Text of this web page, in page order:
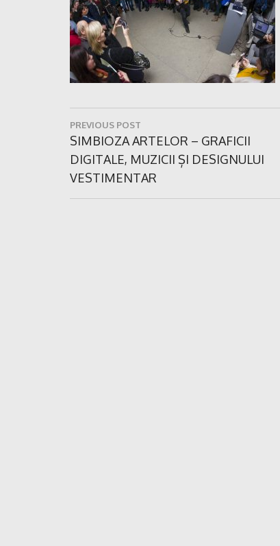
Navigare
în
articole
PREVIOUS POST
Previous
Post:
SIMBIOZA ARTELOR – GRAFICII
DIGITALE, MUZICII ȘI DESIGNULUI
VESTIMENTAR